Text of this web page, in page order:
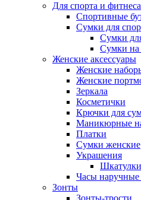
Для спорта и фитнеса
Спортивные
Сумки для
Сумки
Сумки на
Женские аксессуары
Женские
Женские
Зеркала
Косметички
Крючки для
Маникюрные
Платки
Сумки женские
Украшения
Часы наручные
Зонты
Зонты-трости